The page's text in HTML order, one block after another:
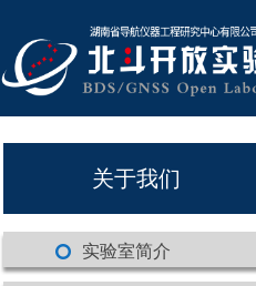
关于我们
实验室简介